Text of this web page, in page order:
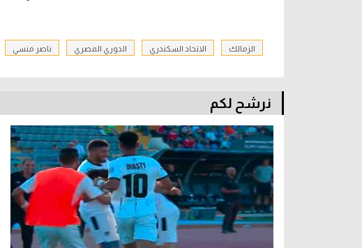
الزمالك الاتحاد السكندري الدوري المصري ناصر منسي
نرشح لكم